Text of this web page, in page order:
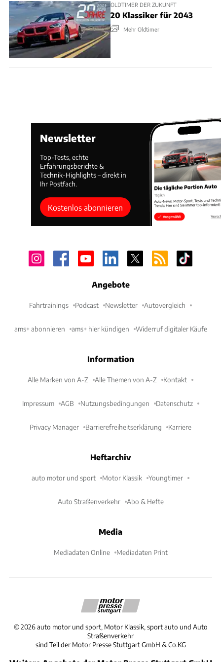
OLDTIMER DER ZUKUNFT
20 Klassiker für 2043
Mehr Oldtimer
Newsletter
Top-Tests, echte
Erfahrungsberichte &
Technik-Highlights – direkt in
Ihr Postfach.
Kostenlos abonnieren
Angebote
Fahrtrainings Podcast Newsletter Autovergleich
ams+ abonnieren ams+ hier kündigen Widerruf digitaler Käufe
Information
Alle Marken von A-Z Alle Themen von A-Z Kontakt
Impressum AGB Nutzungsbedingungen Datenschutz
Privacy Manager Barrierefreiheitserklärung Karriere
Heftarchiv
auto motor und sport Motor Klassik Youngtimer
Auto Straßenverkehr Abo & Hefte
Media
Mediadaten Online Mediadaten Print
©2026 auto motor und sport, Motor Klassik, sport auto und Auto
Straßenverkehr
sind Teil der Motor Presse Stuttgart GmbH & Co.KG